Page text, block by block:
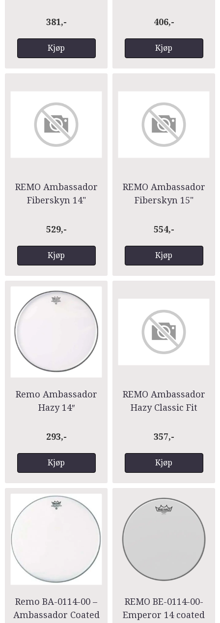
381,-
Kjøp
406,-
Kjøp
REMO Ambassador
Fiberskyn 14"
529,-
Kjøp
REMO Ambassador
Fiberskyn 15"
554,-
Kjøp
Remo Ambassador
Hazy 14″
293,-
Kjøp
REMO Ambassador
Hazy Classic Fit
357,-
Kjøp
Remo BA-0114-00 –
Ambassador Coated
REMO BE-0114-00-
Emperor 14 coated